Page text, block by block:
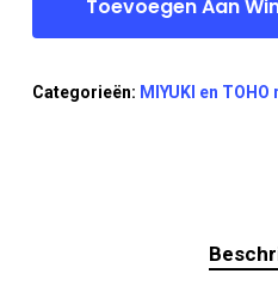
Toevoegen Aan
Categorieën: MIYUKI en